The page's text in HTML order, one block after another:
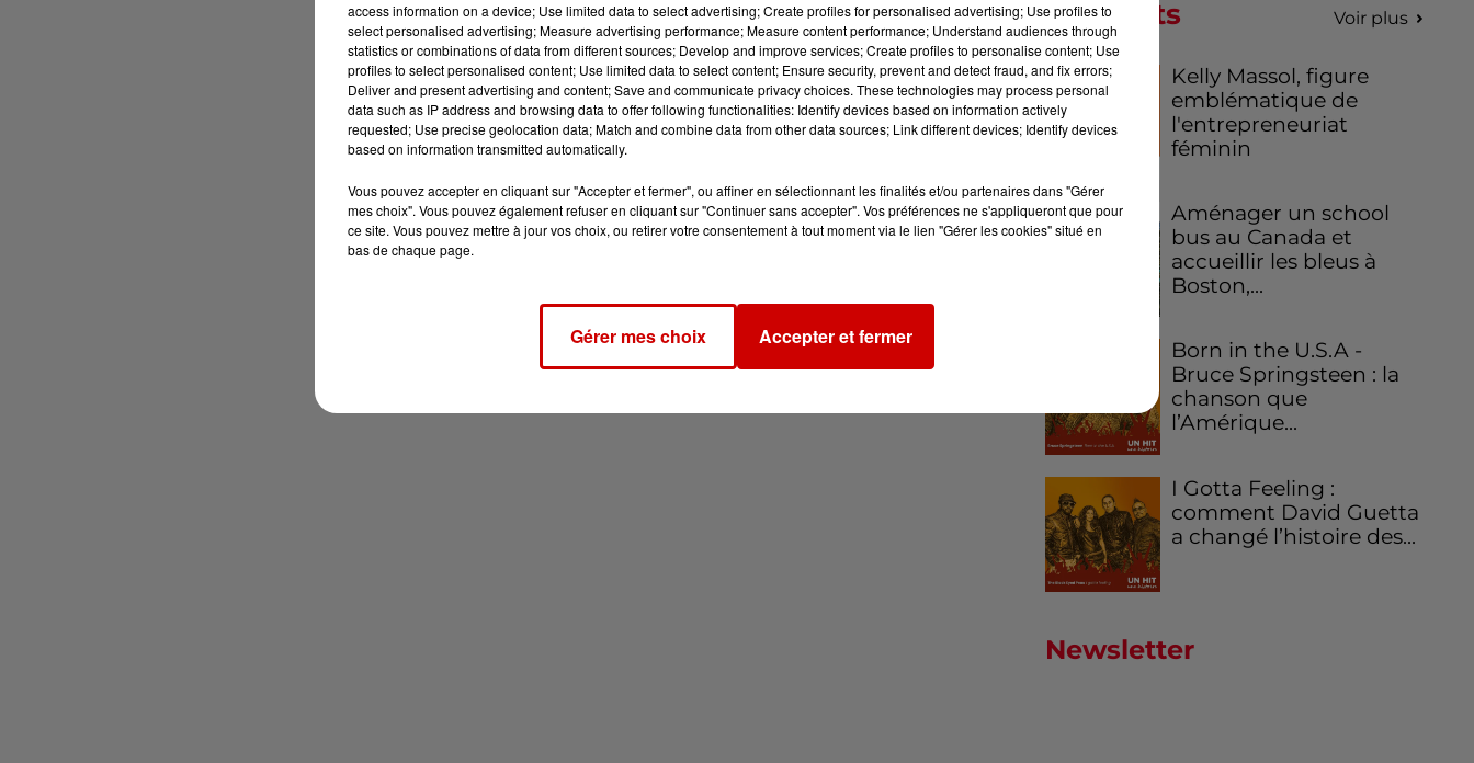
Podcasts Voir plus
Kelly Massol, figure
emblématique de
l'entrepreneuriat
féminin
Aménager un school
bus au Canada et
accueillir les bleus à
Boston,...
Born in the U.S.A -
Bruce Springsteen : la
chanson que
l’Amérique...
I Gotta Feeling :
comment David Guetta
a changé l’histoire des...
Newsletter
access information on a device; Use limited data to select advertising; Create profiles for personalised advertising; Use profiles to
select personalised advertising; Measure advertising performance; Measure content performance; Understand audiences through
statistics or combinations of data from different sources; Develop and improve services; Create profiles to personalise content; Use
profiles to select personalised content; Use limited data to select content; Ensure security, prevent and detect fraud, and fix errors;
Deliver and present advertising and content; Save and communicate privacy choices. These technologies may process personal
data such as IP address and browsing data to offer following functionalities: Identify devices based on information actively
requested; Use precise geolocation data; Match and combine data from other data sources; Link different devices; Identify devices
based on information transmitted automatically.
Vous pouvez accepter en cliquant sur "Accepter et fermer", ou affiner en sélectionnant les finalités et/ou partenaires dans "Gérer
mes choix". Vous pouvez également refuser en cliquant sur "Continuer sans accepter". Vos préférences ne s'appliqueront que pour
ce site. Vous pouvez mettre à jour vos choix, ou retirer votre consentement à tout moment via le lien "Gérer les cookies" situé en
bas de chaque page.
Gérer mes choix Accepter et fermer